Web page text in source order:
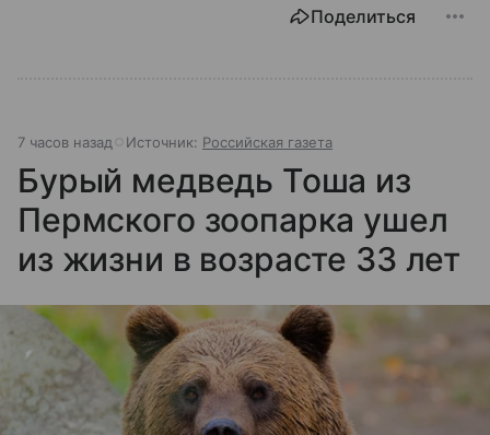
Поделиться
7 часов назад Источник: Российская газета
Бурый медведь Тоша из
Пермского зоопарка ушел
из жизни в возрасте 33 лет